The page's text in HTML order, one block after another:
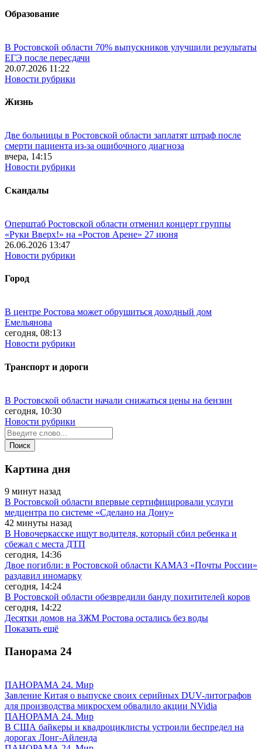
Образование
В Ростовской области 70% выпускников улучшили результаты
ЕГЭ после пересдачи
20.07.2026 11:22
Новости рубрики
Жизнь
Две больницы в Ростовской области заплатят штраф после
смерти пациента из-за ошибочного диагноза
вчера, 14:15
Новости рубрики
Скандалы
Оперштаб Ростовской области отменил концерт группы
«Руки Вверх!» на «Ростов Арене» 27 июня
26.06.2026 13:47
Новости рубрики
Город
В центре Ростова может обрушиться доходный дом
Емельянова
сегодня, 08:13
Новости рубрики
Транспорт и дороги
В Ростовской области начали снижаться цены на бензин
сегодня, 10:30
Новости рубрики
Картина дня
9 минут назад
В Ростовской области впервые сертифицировали услуги
медцентра по системе «Сделано на Дону»
42 минуты назад
В Новочеркасске ищут водителя, который сбил ребенка и
сбежал с места ДТП
сегодня, 14:36
Двое погибли: в Ростовской области КАМАЗ «Почты России»
раздавил иномарку
сегодня, 14:24
В Ростовской области обезвредили банду похитителей коров
сегодня, 14:22
Десятки домов на ЗЖМ Ростова остались без воды
Показать ещё
Панорама 24
ПАНОРАМА 24. Мир
Завление Китая о выпуске своих серийных DUV-литографов
для производства микросхем обвалило акции NVidia
ПАНОРАМА 24. Мир
В США байкеры и квадроциклисты устроили беспредел на
дорогах Лонг-Айленда